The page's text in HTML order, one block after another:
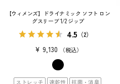
【ウィメンズ】ドライナミック ソフト ロン
グスリーブ 1/2 ジップ
4.5 （2）
¥ 9,130 税込
ストレッチ 速乾性 抗菌・消臭